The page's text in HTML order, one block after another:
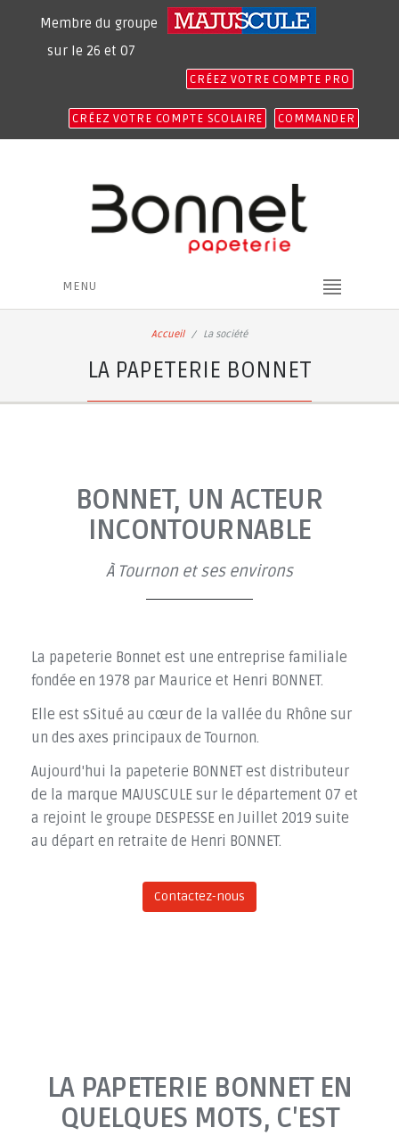
Membre du groupe
sur le 26 et 07
CRÉEZ VOTRE COMPTE PRO
CRÉEZ VOTRE COMPTE SCOLAIRE COMMANDER
MENU
Accueil La société
LA PAPETERIE BONNET
BONNET, UN ACTEUR
INCONTOURNABLE
À Tournon et ses environs
La papeterie Bonnet est une entreprise familiale
fondée en 1978 par Maurice et Henri BONNET.
Elle est sSitué au cœur de la vallée du Rhône sur
un des axes principaux de Tournon.
Aujourd'hui la papeterie BONNET est distributeur
de la marque MAJUSCULE sur le département 07 et
a rejoint le groupe DESPESSE en Juillet 2019 suite
au départ en retraite de Henri BONNET.
Contactez-nous
LA PAPETERIE BONNET EN
QUELQUES MOTS, C'EST